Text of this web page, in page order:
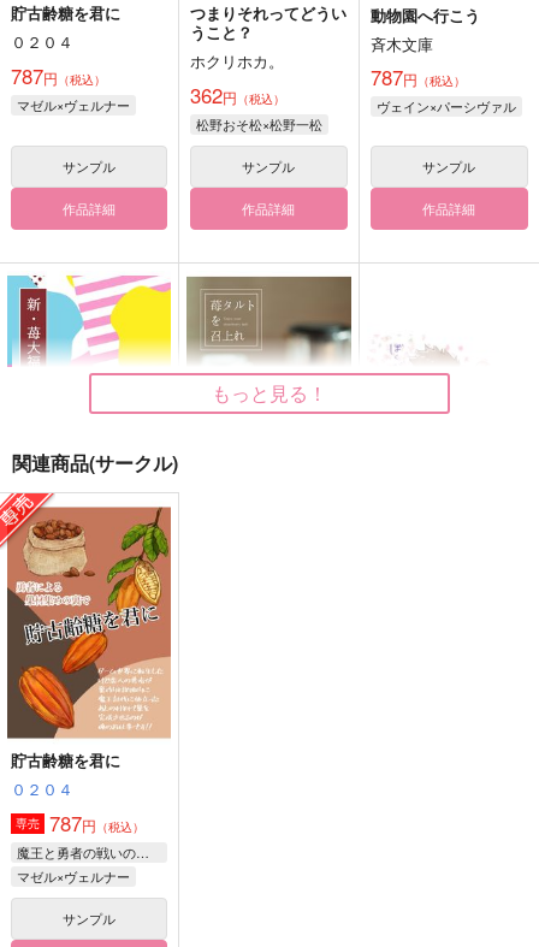
貯古齢糖を君に
０２０４
787円 （税込）
マゼル×ヴェルナー
サンプル
作品詳細
つまりそれってどうい
うこと？
ホクリホカ。
362円 （税込）
松野おそ松×松野一松
サンプル
作品詳細
動物園へ行こう
斉木文庫
787円 （税込）
ヴェイン×パーシヴァル
サンプル
作品詳細
新・苺大福事件簿
斉木文庫
787円（税込）
ヴェイン×パーシヴァル
サンプル
作品詳細
もっと見る！
関連商品(サークル)
貯古齢糖を君に
０２０４
専売 787円 （税込）
魔王と勇者の戦いの裏で
マゼル×ヴェルナー
サンプル